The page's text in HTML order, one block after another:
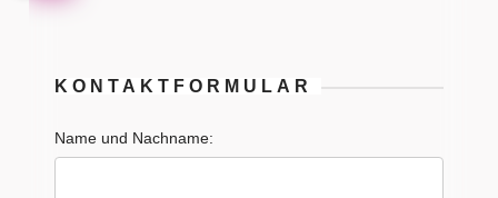
KONTAKTFORMULAR
Name und Nachname: